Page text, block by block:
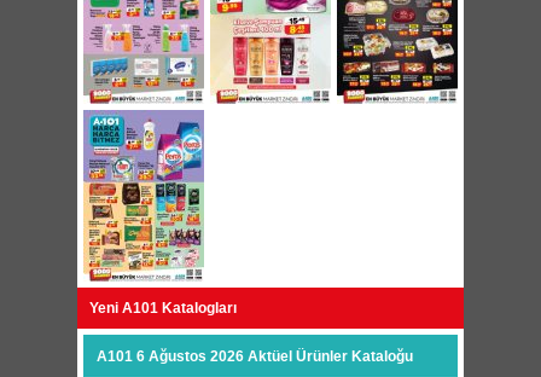
Yeni A101 Katalogları
A101 6 Ağustos 2026 Aktüel Ürünler Kataloğu